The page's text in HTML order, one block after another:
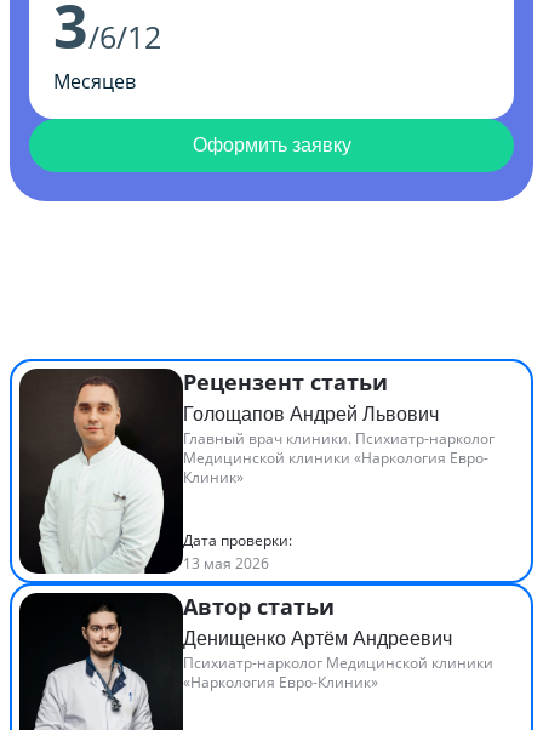
3/6/12
Месяцев
Оформить заявку
Рецензент статьи
Голощапов Андрей Львович
Главный врач клиники. Психиатр-нарколог
Медицинской клиники «Наркология Евро-
Клиник»
Дата проверки:
13 мая 2026
Автор статьи
Денищенко Артём Андреевич
Психиатр-нарколог Медицинской клиники
«Наркология Евро-Клиник»